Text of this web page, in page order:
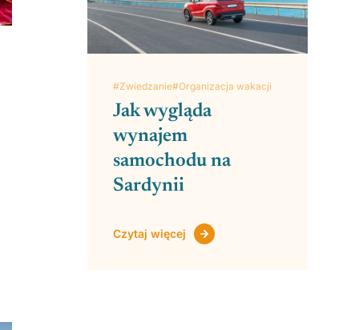
#Zwiedzanie#Organizacja wakacji
Jak wygląda
wynajem
samochodu na
Sardynii
Czytaj więcej